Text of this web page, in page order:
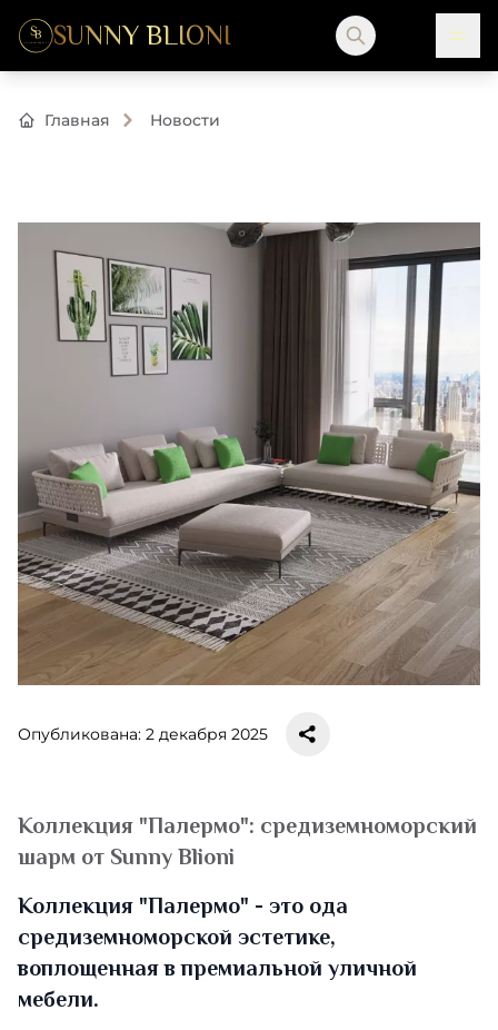
SUNNY BLIONI
Главная Новости
Опубликована: 2 декабря 2025
Коллекция "Палермо": средиземноморский
шарм от Sunny Blioni
Коллекция "Палермо" - это ода
средиземноморской эстетике,
воплощенная в премиальной уличной
мебели.